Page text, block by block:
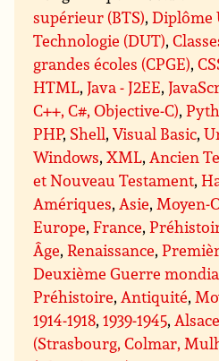
supérieur (BTS),Diplôme
Technologie (DUT),
grandes écoles (CPGE),
HTML,Java - J2EE,
C++, C#, Objective-C),
PHP, Shell,Visual Basic,
Windows,XML, Ancien
et Nouveau Testament,
Amériques, Asie, Moyen-
Europe,France,
Âge,Renaissance,
Deuxième Guerre
Préhistoire, Antiquité,
1914-1918,1939-1945,
(Strasbourg, Colmar,